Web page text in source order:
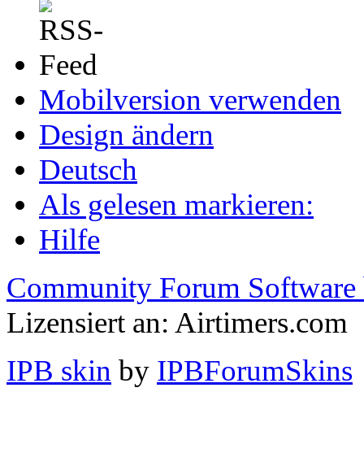
Mobilversion verwenden
Design ändern
Deutsch
Als gelesen markieren:
Hilfe
Community Forum Software
Lizensiert an: Airtimers.com
IPB skin by IPBForumSkins